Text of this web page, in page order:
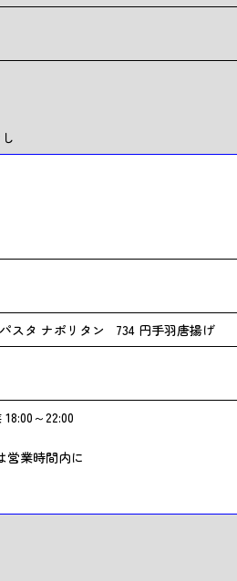
スタ ナポリタン 734 円手羽唐
～22:00
営業時間内に